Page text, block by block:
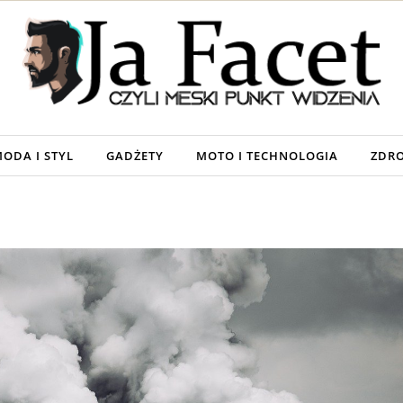
I STYL GADŻETY MOTO I TECHNOLOGIA